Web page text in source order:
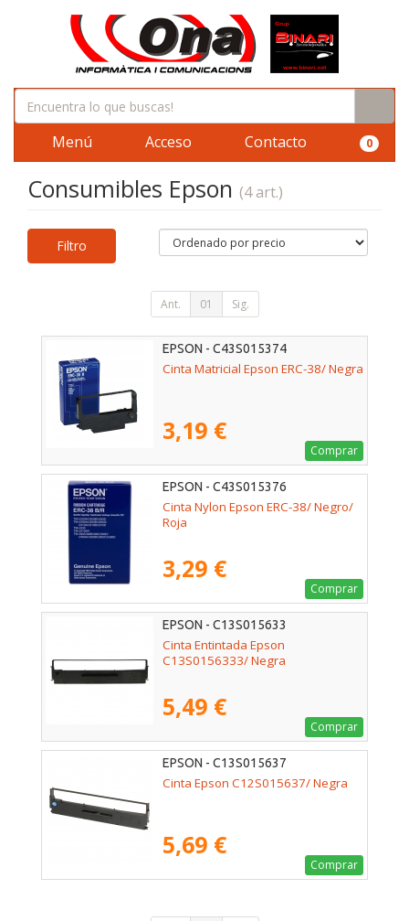
Menú Acceso Contacto 0
Consumibles Epson (4 art.)
Filtro
Ant. 01 Sig.
EPSON - C43S015374
Cinta Matricial Epson ERC-38/ Negra
3,19 €
Comprar
EPSON - C43S015376
Cinta Nylon Epson ERC-38/ Negro/
Roja
3,29 €
Comprar
EPSON - C13S015633
Cinta Entintada Epson
C13S0156333/ Negra
5,49 €
Comprar
EPSON - C13S015637
Cinta Epson C12S015637/ Negra
5,69 €
Comprar